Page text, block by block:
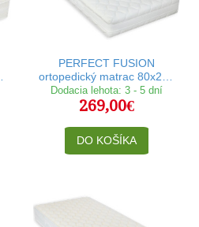
PERFECT FUSION
ortopedický matrac 80x200
cm
Dodacia lehota: 3 - 5 dní
269,00€
DO KOŠÍKA